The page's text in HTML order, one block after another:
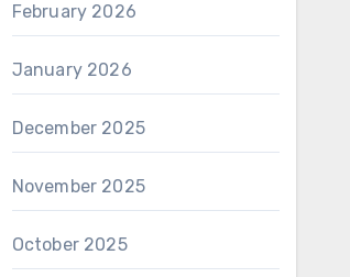
February 2026
January 2026
December 2025
November 2025
October 2025